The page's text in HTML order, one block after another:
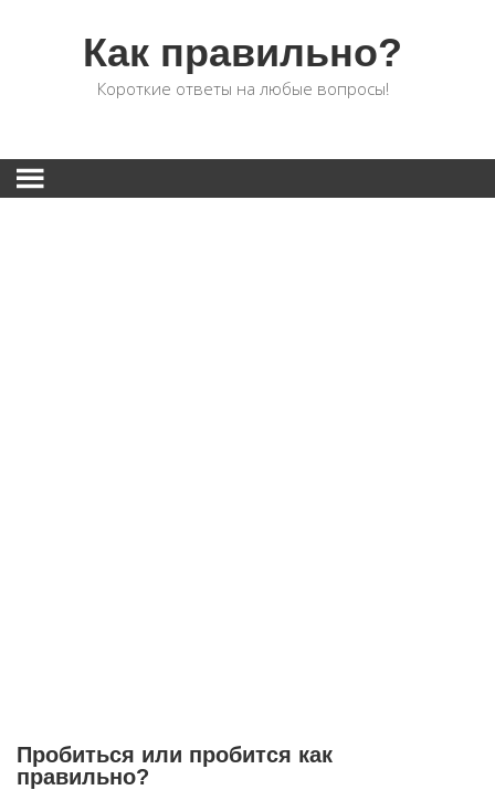
Как правильно?
Короткие ответы на любые вопросы!
Пробиться или пробится как
правильно?